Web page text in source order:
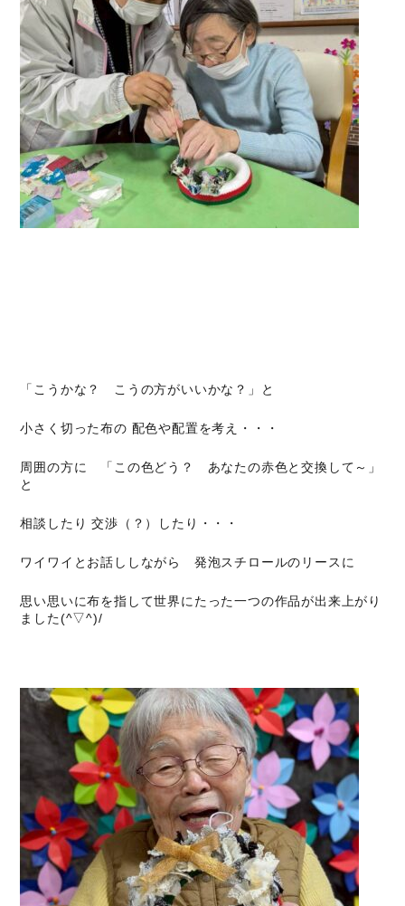
「こうかな？ こうの方がいいかな？」と
小さく切った布の 配色や配置を考え・・・
周囲の方に 「この色どう？ あなたの赤色と交換して～」
と
相談したり 交渉（？）したり・・・
ワイワイとお話ししながら 発泡スチロールのリースに
思い思いに布を指して世界にたった一つの作品が出来上がり
ました(^▽^)/